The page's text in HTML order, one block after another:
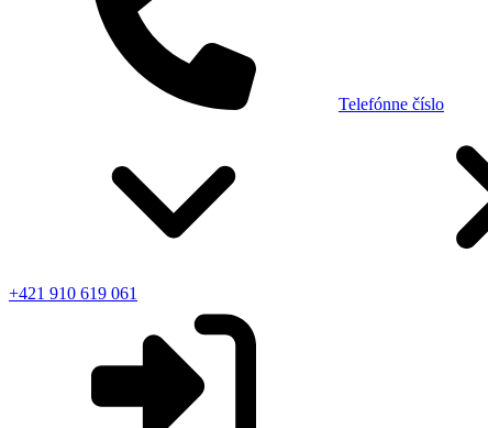
Telefónne číslo
+421 910 619 061